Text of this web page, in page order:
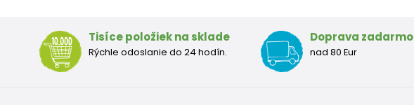
Tisíce položiek na sklade
Rýchle odoslanie do 24 hodín.
Doprava zadarmo
nad 80 Eur